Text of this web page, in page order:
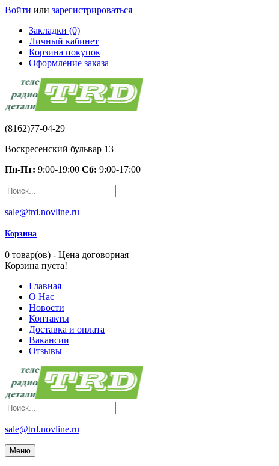
Войти или зарегистрироваться
Закладки (0)
Личный кабинет
Корзина покупок
Оформление заказа
(8162)77-04-29
Воскресенский бульвар 13
Пн-Пт: 9:00-19:00 Сб: 9:00-17:00
sale@trd.novline.ru
Корзина
0 товар(ов) - Цена договорная
Корзина пуста!
Главная
О Нас
Новости
Контакты
Доставка и оплата
Вакансии
Отзывы
sale@trd.novline.ru
Меню